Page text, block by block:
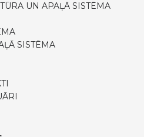
UN APAĻĀ SISTĒMA
SISTĒMA